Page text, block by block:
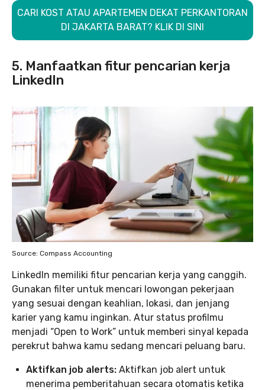
CARI KOST ATAU APARTEMEN DEKAT PERKANTORAN
DI JAKARTA BARAT? KLIK DI SINI
5. Manfaatkan fitur pencarian kerja
LinkedIn
Source: Compass Accounting
LinkedIn memiliki fitur pencarian kerja yang canggih.
Gunakan filter untuk mencari lowongan pekerjaan
yang sesuai dengan keahlian, lokasi, dan jenjang
karier yang kamu inginkan. Atur status profilmu
menjadi “Open to Work” untuk memberi sinyal kepada
perekrut bahwa kamu sedang mencari peluang baru.
Aktifkan job alerts: Aktifkan job alert untuk
menerima pemberitahuan secara otomatis ketika